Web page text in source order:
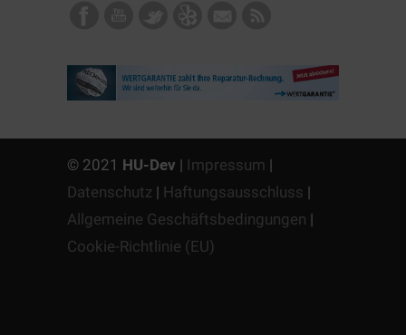
© 2021 HU-Dev | Impressum |
Datenschutz | Haftungsausschluss |
Allgemeine Geschäftsbedingungen |
Cookie-Richtlinie (EU)